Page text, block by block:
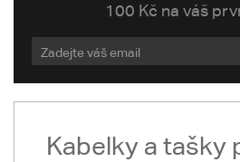
100 Kč na váš
Kabelky a tašky